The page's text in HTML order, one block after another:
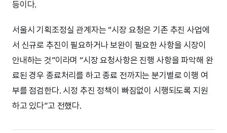
등이다.
서울시 기획조정실 관계자는 “시장 요청은 기존 추진 사업에
서 신규로 추진이 필요하거나 보완이 필요한 사항을 시장이
안내하는 것”이라며 “시장 요청사항은 진행 사항을 파악해 완
료된 경우 종료처리를 하고 종료 전까지는 분기별로 이행 여
부를 점검한다. 시정 추진 정책이 빠짐없이 시행되도록 지원
하고 있다”고 전했다.